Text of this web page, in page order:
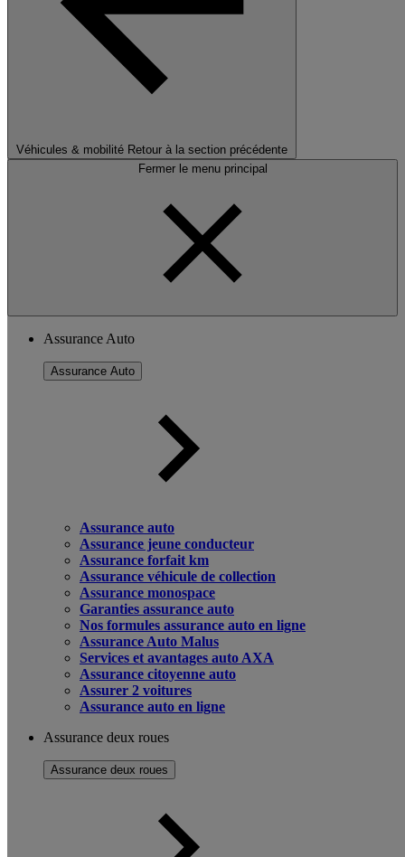
Véhicules & mobilité Retour à la section précédente
Fermer le menu principal
Assurance Auto
Assurance Auto
Assurance auto
Assurance jeune conducteur
Assurance forfait km
Assurance véhicule de collection
Assurance monospace
Garanties assurance auto
Nos formules assurance auto en ligne
Assurance Auto Malus
Services et avantages auto AXA
Assurance citoyenne auto
Assurer 2 voitures
Assurance auto en ligne
Assurance deux roues
Assurance deux roues